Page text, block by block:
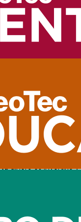
verdaderamente
futuros
y otra con los
o planes que
dinero es invertirlo
que te